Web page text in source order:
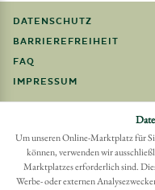
DATENSCHUTZ
BARRIEREFREIHEIT
FAQ
IMPRESSUM
Möchten Sie eine Bestellung
Hier Widerruf mit wenigen
BESTELLUNG WIDERRUFEN
Um unseren Online-Marktplatz für
können, verwenden wir
Marktplatzes erforderlich sind.
Werbe- oder externen